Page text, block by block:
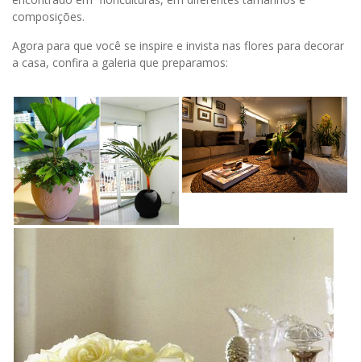
composições.
Agora para que você se inspire e invista nas flores para decorar
a casa, confira a galeria que preparamos: